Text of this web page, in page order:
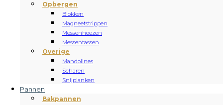
Opbergen
Blokken
Magneetstrippen
Messenhoezen
Messentassen
Overige
Mandolines
Scharen
Snijplanken
Pannen
Bakpannen